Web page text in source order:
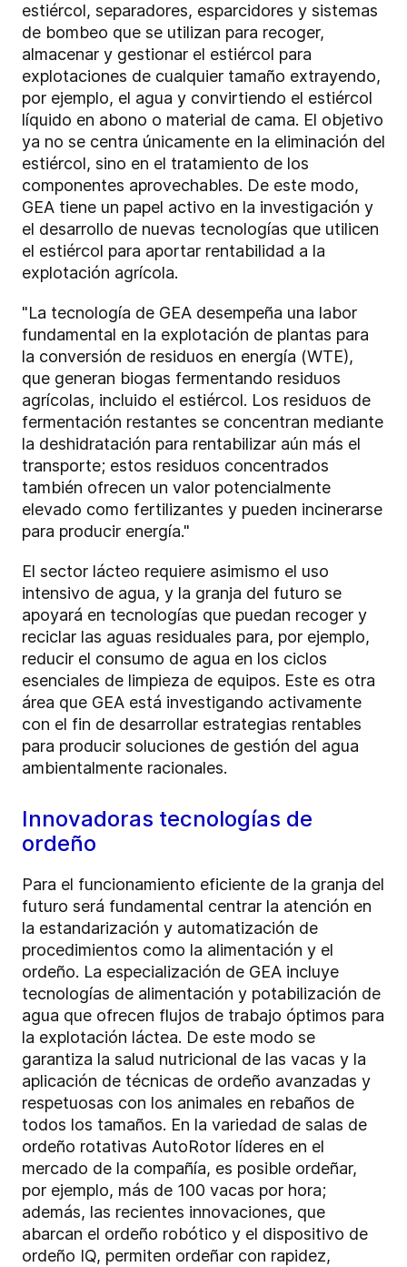
estiércol, separadores, esparcidores y sistemas
de bombeo que se utilizan para recoger,
almacenar y gestionar el estiércol para
explotaciones de cualquier tamaño extrayendo,
por ejemplo, el agua y convirtiendo el estiércol
líquido en abono o material de cama. El objetivo
ya no se centra únicamente en la eliminación del
estiércol, sino en el tratamiento de los
componentes aprovechables. De este modo,
GEA tiene un papel activo en la investigación y
el desarrollo de nuevas tecnologías que utilicen
el estiércol para aportar rentabilidad a la
explotación agrícola.
"La tecnología de GEA desempeña una labor
fundamental en la explotación de plantas para
la conversión de residuos en energía (WTE),
que generan biogas fermentando residuos
agrícolas, incluido el estiércol. Los residuos de
fermentación restantes se concentran mediante
la deshidratación para rentabilizar aún más el
transporte; estos residuos concentrados
también ofrecen un valor potencialmente
elevado como fertilizantes y pueden incinerarse
para producir energía."
El sector lácteo requiere asimismo el uso
intensivo de agua, y la granja del futuro se
apoyará en tecnologías que puedan recoger y
reciclar las aguas residuales para, por ejemplo,
reducir el consumo de agua en los ciclos
esenciales de limpieza de equipos. Este es otra
área que GEA está investigando activamente
con el fin de desarrollar estrategias rentables
para producir soluciones de gestión del agua
ambientalmente racionales.
Innovadoras tecnologías de
ordeño
Para el funcionamiento eficiente de la granja del
futuro será fundamental centrar la atención en
la estandarización y automatización de
procedimientos como la alimentación y el
ordeño. La especialización de GEA incluye
tecnologías de alimentación y potabilización de
agua que ofrecen flujos de trabajo óptimos para
la explotación láctea. De este modo se
garantiza la salud nutricional de las vacas y la
aplicación de técnicas de ordeño avanzadas y
respetuosas con los animales en rebaños de
todos los tamaños. En la variedad de salas de
ordeño rotativas AutoRotor líderes en el
mercado de la compañía, es posible ordeñar,
por ejemplo, más de 100 vacas por hora;
además, las recientes innovaciones, que
abarcan el ordeño robótico y el dispositivo de
ordeño IQ, permiten ordeñar con rapidez,